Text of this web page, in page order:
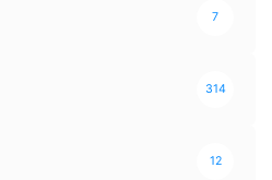
7
314
12